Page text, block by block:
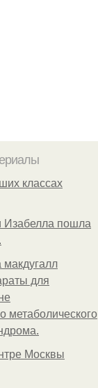
классах
Изабелла пошла
для
метаболического
Москвы